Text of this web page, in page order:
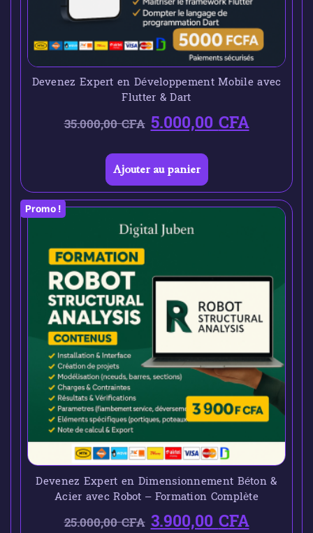
Devenez Expert en Développement Mobile avec
Flutter & Dart
35.000,00CFA 5.000,00CFA
Ajouter au panier
Promo !
Devenez Expert en Dimensionnement Béton &
Acier avec Robot – Formation Complète
25.000,00CFA 3.900,00CFA